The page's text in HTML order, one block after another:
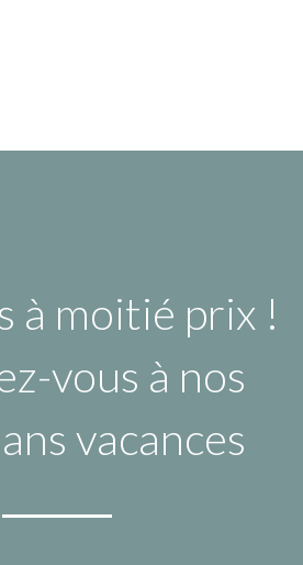
à moitié prix !
vous à nos
vacances